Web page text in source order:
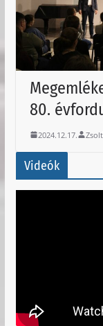
80.
2024.12.17. Zsolt
Videók